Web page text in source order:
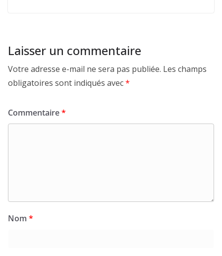
Laisser un commentaire
Votre adresse e-mail ne sera pas publiée. Les champs
obligatoires sont indiqués avec*
Commentaire*
Nom *